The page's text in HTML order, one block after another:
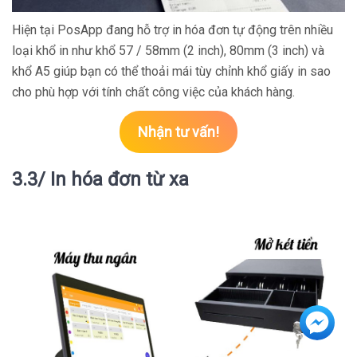
Hiện tại PosApp đang hỗ trợ in hóa đơn tự động trên nhiều
loại khổ in như khổ 57 / 58mm (2 inch), 80mm (3 inch) và
khổ A5 giúp bạn có thể thoải mái tùy chỉnh khổ giấy in sao
cho phù hợp với tính chất công việc của khách hàng.
Nhận tư vấn!
3.3/ In hóa đơn từ xa